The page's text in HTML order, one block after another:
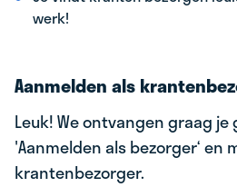
werk!
Aanmelden als
Leuk! We ontvangen graag je
'Aanmelden als bezorger‘ en
krantenbezorger.